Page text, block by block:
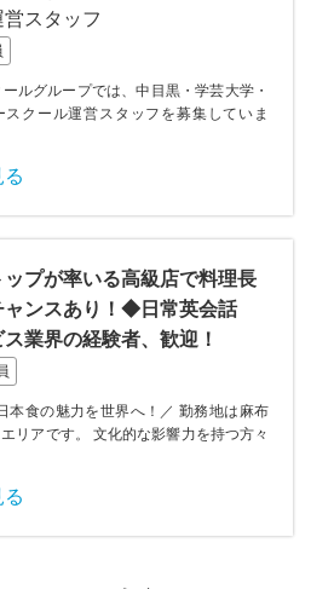
営スタッフ
ルグループでは、中目黒・学芸大学・
クール運営スタッフを募集していま
ップが率いる高級店で料理長
ンスあり！◆日常英会話
業界の経験者、歓迎！
本食の魅力を世界へ！／ 勤務地は麻布
リアです。 文化的な影響力を持つ方々